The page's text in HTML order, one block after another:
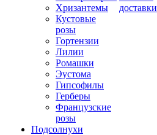
Хризантемы
Кустовые
розы
Гортензии
Лилии
Ромашки
Эустома
Гипсофилы
Герберы
Французские
розы
Подсолнухи
доставки